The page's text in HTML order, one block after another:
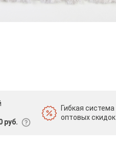
руб.
Гибкая система
оптовых скидок